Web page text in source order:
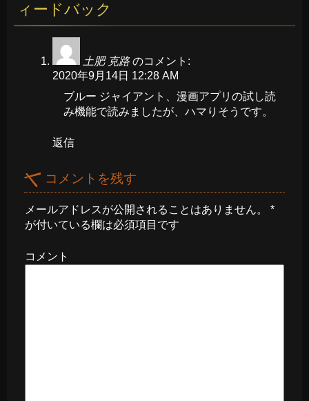
ィードバック
土肥 克路 のコメント:
2020年9月14日 12:28 AM
ブルー ジャイアント、漫画アプリの試し読
み機能で読みましたが、ハマりそうです。
返信
コメントを残す
メールアドレスが公開されることはありません。
*
が付いている欄は必須項目です
コメント